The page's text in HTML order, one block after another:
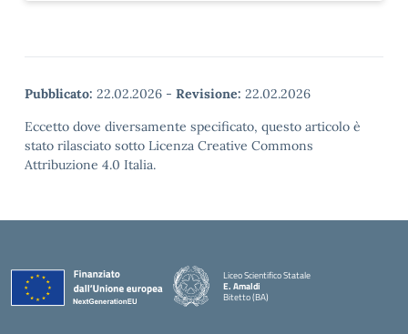
Pubblicato: 22.02.2026 - Revisione: 22.02.2026
Eccetto dove diversamente specificato, questo articolo è
stato rilasciato sotto Licenza Creative Commons
Attribuzione 4.0 Italia.
Liceo Scientifico Statale
E. Amaldi
Bitetto (BA)